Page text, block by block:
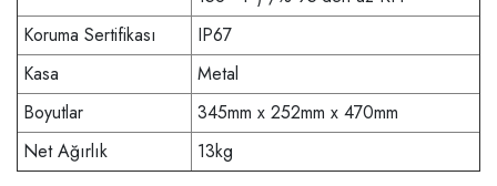
Koruma Sertifikası
IP67
Kasa
Metal
Boyutlar
345mm x 252mm x 470mm
Net Ağırlık
13kg